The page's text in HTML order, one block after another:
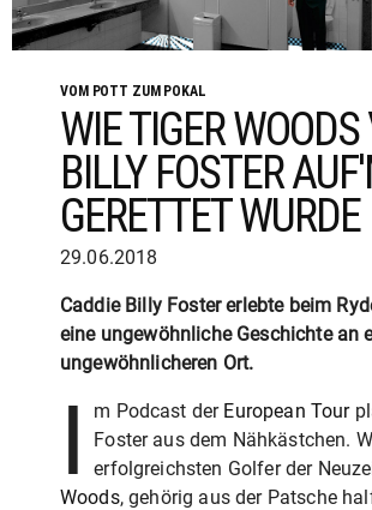
VOM POTT ZUM POKAL
WIE TIGER
BILLY FOSTER
GERETTET WURDE
29.06.2018
Caddie Billy Foster erlebte beim
eine ungewöhnliche Geschichte an
ungewöhnlicheren Ort.
I m Podcast der European Tour
Foster aus dem Nähkästchen.
erfolgreichsten Golfer der
Woods, gehörig aus der Patsche